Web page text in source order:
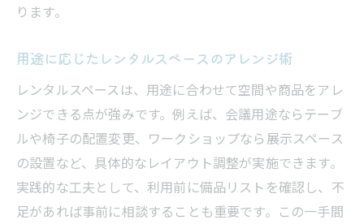
ります。
用途に応じたレンタルスペースのアレンジ術
レンタルスペースは、用途に合わせて空間や商品をアレ
ンジできる点が強みです。例えば、会議用途ならテーブ
ルや椅子の配置変更、ワークショップなら展示スペース
の設置など、具体的なレイアウト調整が実施できます。
実践的な工夫として、利用前に備品リストを確認し、不
足があれば事前に相談することも重要です。この一手間